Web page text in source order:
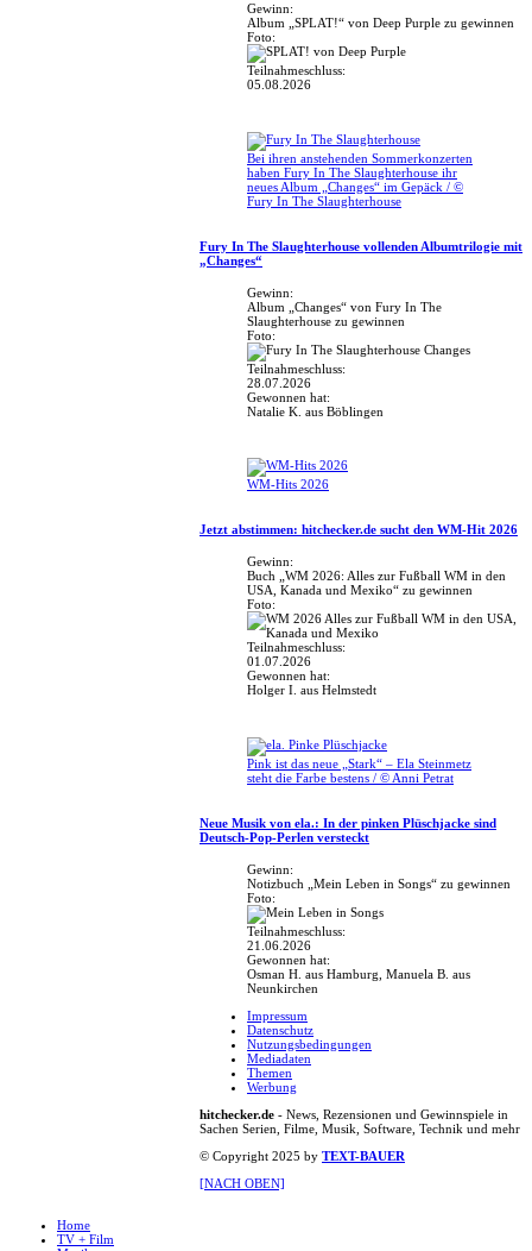
Gewinn:
Album „SPLAT!“ von Deep Purple zu gewinnen
Foto:
Teilnahmeschluss:
05.08.2026
Bei ihren anstehenden Sommerkonzerten
haben Fury In The Slaughterhouse ihr
neues Album „Changes“ im Gepäck / ©
Fury In The Slaughterhouse
Fury In The Slaughterhouse vollenden Albumtrilogie mit
„Changes“
Gewinn:
Album „Changes“ von Fury In The
Slaughterhouse zu gewinnen
Foto:
Teilnahmeschluss:
28.07.2026
Gewonnen hat:
Natalie K. aus Böblingen
WM-Hits 2026
Jetzt abstimmen: hitchecker.de sucht den WM-Hit 2026
Gewinn:
Buch „WM 2026: Alles zur Fußball WM in den
USA, Kanada und Mexiko“ zu gewinnen
Foto:
Teilnahmeschluss:
01.07.2026
Gewonnen hat:
Holger I. aus Helmstedt
Pink ist das neue „Stark“ – Ela Steinmetz
steht die Farbe bestens / © Anni Petrat
Neue Musik von ela.: In der pinken Plüschjacke sind
Deutsch-Pop-Perlen versteckt
Gewinn:
Notizbuch „Mein Leben in Songs“ zu gewinnen
Foto:
Teilnahmeschluss:
21.06.2026
Gewonnen hat:
Osman H. aus Hamburg, Manuela B. aus
Neunkirchen
Impressum
Datenschutz
Nutzungsbedingungen
Mediadaten
Themen
Werbung
hitchecker.de - News, Rezensionen und Gewinnspiele in
Sachen Serien, Filme, Musik, Software, Technik und mehr
© Copyright 2025 by TEXT-BAUER
[NACH OBEN]
Home
TV + Film